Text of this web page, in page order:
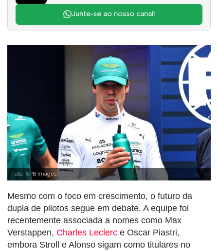
Junte-se ao nosso canal!
Foto: XPB Images
Mesmo com o foco em crescimento, o futuro da
dupla de pilotos segue em debate. A equipe foi
recentemente associada a nomes como Max
Verstappen, Charles Leclerc e Oscar Piastri,
embora Stroll e Alonso sigam como titulares no